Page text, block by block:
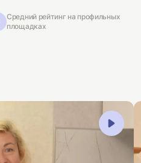
Средний рейтинг на профильных
площадках